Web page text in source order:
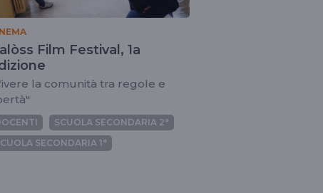
Film Festival, 1a
la comunità tra regole e
SCUOLA SECONDARIA 2°
SECONDARIA 1°